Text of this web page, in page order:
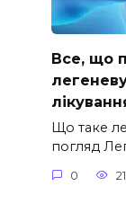
Все, що
Що таке
погляд
0 21